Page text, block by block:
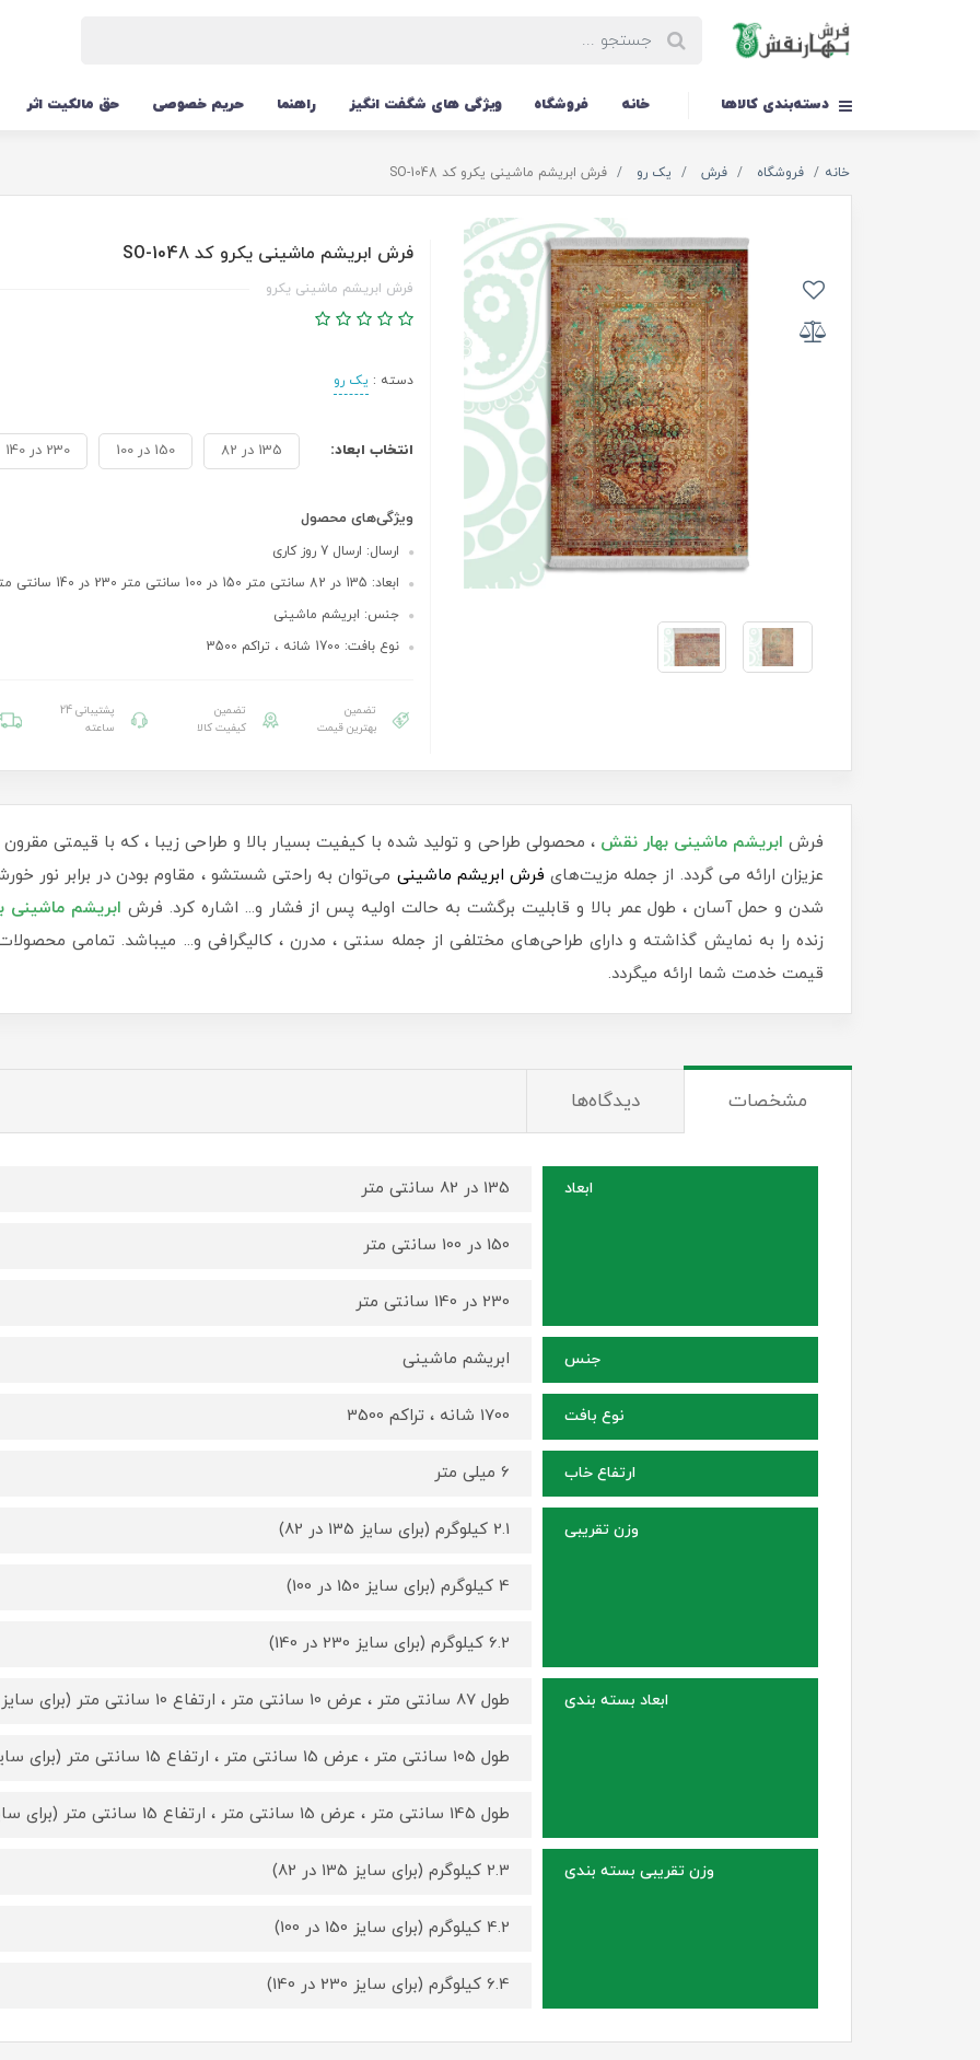
دسته‌بندی کالاها خانه فروشگاه ویژگی های شگفت انگیز راهنما حریم خصوصی حق مالکیت اثر
خانه فروشگاه فرش یک رو فرش ابریشم ماشینی یکرو کد SO-1048
فرش ابریشم ماشینی یکرو کد SO-1048
فرش ابریشم ماشینی یکرو
دسته : یک رو
انتخاب ابعاد: 135 در 82 150 در 100 230 در 140
ویژگی‌های محصول
ارسال: ارسال 7 روز کاری
ابعاد: 135 در 82 سانتی متر 150 در 100 سانتی متر 230 در 140 سانتی متر
جنس: ابریشم ماشینی
نوع بافت: 1700 شانه ، تراکم 3500
تضمین
بهترین قیمت
تضمین
کیفیت کالا
پشتیبانی 24
ساعته
فرش ابریشم ماشینی بهار نقش، محصولی طراحی و تولید شده با کیفیت بسیار بالا و طراحی زیبا ، که با قیمتی
عزیزان ارائه می گردد. از جمله مزیت‌های فرش ابریشم ماشینی می‌توان به راحتی شستشو ، مقاوم بودن در برابر نور
شدن و حمل آسان ، طول عمر بالا و قابلیت برگشت به حالت اولیه پس از فشار و... اشاره کرد. فرش ابریشم ماشینی
زنده را به نمایش گذاشته و دارای طراحی‌های مختلفی از جمله سنتی ، مدرن ، کالیگرافی و... میباشد. تمامی
قیمت خدمت شما ارائه میگردد.
مشخصات دیدگاه‌ها
ابعاد 135 در 82 سانتی متر
150 در 100 سانتی متر
230 در 140 سانتی متر
جنس ابریشم ماشینی
نوع بافت 1700 شانه ، تراکم 3500
ارتفاع خاب 6 میلی متر
وزن تقریبی 2.1 کیلوگرم (برای سایز 135 در 82)
4 کیلوگرم (برای سایز 150 در 100)
6.2 کیلوگرم (برای سایز 230 در 140)
ابعاد بسته بندی طول 87 سانتی متر ، عرض 10 سانتی متر ، ارتفاع 10 سانتی متر (برای سایز 135 در 82)
طول 105 سانتی متر ، عرض 15 سانتی متر ، ارتفاع 15 سانتی متر (برای سایز 150 در 100)
طول 145 سانتی متر ، عرض 15 سانتی متر ، ارتفاع 15 سانتی متر (برای سایز 230 در 140)
وزن تقریبی بسته بندی 2.3 کیلوگرم (برای سایز 135 در 82)
4.2 کیلوگرم (برای سایز 150 در 100)
6.4 کیلوگرم (برای سایز 230 در 140)